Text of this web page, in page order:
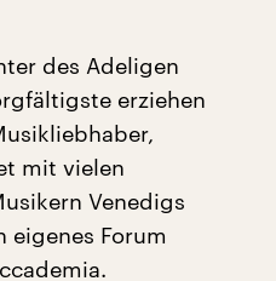
des Adeligen
erziehen
mit vielen
Venedigs
Forum